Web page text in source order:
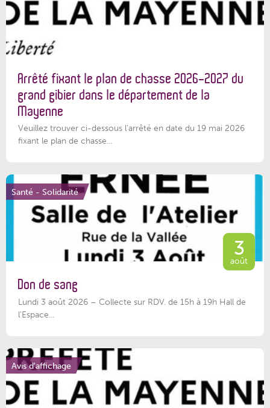
Arrêté fixant le plan de chasse 2026-2027 du
grand gibier dans le département de la
Mayenne
Veuillez trouver ci-dessous l’arrêté en date du 19 mai 2026
fixant le plan de chasse...
Santé - Solidarité
3
août
Don de sang
Lundi 3 août 2026 – Collecte sur RDV. de 15h à 19h Hall de
l'Espace...
Avis d'affichage